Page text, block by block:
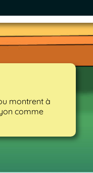
montrent à
comme